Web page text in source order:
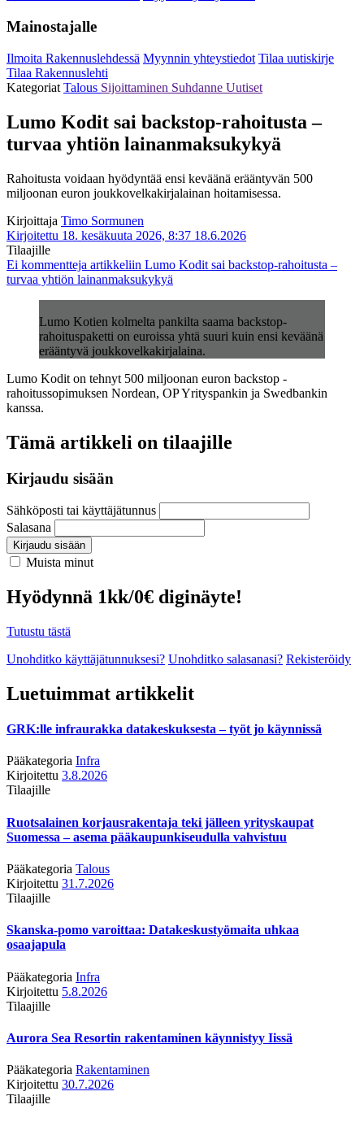
Mainostajalle
Ilmoita Rakennuslehdessä Myynnin yhteystiedot Tilaa uutiskirje
Tilaa Rakennuslehti
Kategoriat Talous Sijoittaminen Suhdanne Uutiset
Lumo Kodit sai backstop-rahoitusta –
turvaa yhtiön lainanmaksukykyä
Rahoitusta voidaan hyödyntää ensi keväänä erääntyvän 500
miljoonan euron joukkovelkakirjalainan hoitamisessa.
Kirjoittaja Timo Sormunen
Kirjoitettu 18. kesäkuuta 2026, 8:37 18.6.2026
Tilaajille
Ei kommentteja artikkeliin Lumo Kodit sai backstop-rahoitusta –
turvaa yhtiön lainanmaksukykyä
Lumo Kotien kolmelta pankilta saama backstop-
rahoituspaketti on euroissa yhtä suuri kuin ensi keväänä
erääntyvä joukkovelkakirjalaina.
Lumo Kodit on tehnyt 500 miljoonan euron backstop -
rahoitussopimuksen Nordean, OP Yrityspankin ja Swedbankin
kanssa.
Tämä artikkeli on tilaajille
Kirjaudu sisään
Sähköposti tai käyttäjätunnus
Salasana
Kirjaudu sisään
Muista minut
Hyödynnä 1kk/0€ diginäyte!
Tutustu tästä
Unohditko käyttäjätunnuksesi? Unohditko salasanasi? Rekisteröidy
Luetuimmat artikkelit
GRK:lle infraurakka datakeskuksesta – työt jo käynnissä
Pääkategoria Infra
Kirjoitettu 3.8.2026
Tilaajille
Ruotsalainen korjausrakentaja teki jälleen yrityskaupat
Suomessa – asema pääkaupunkiseudulla vahvistuu
Pääkategoria Talous
Kirjoitettu 31.7.2026
Tilaajille
Skanska-pomo varoittaa: Datakeskustyömaita uhkaa
osaajapula
Pääkategoria Infra
Kirjoitettu 5.8.2026
Tilaajille
Aurora Sea Resortin rakentaminen käynnistyy Iissä
Pääkategoria Rakentaminen
Kirjoitettu 30.7.2026
Tilaajille